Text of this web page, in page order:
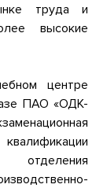
труда и
высокие
центре
ПАО «ОДК-
отделения